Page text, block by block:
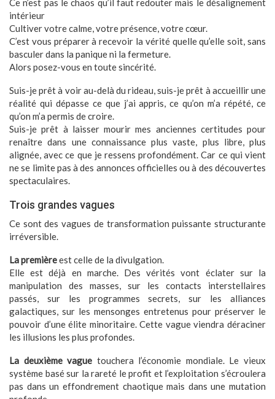
Ce n’est pas le chaos qu’il faut redouter mais le désalignement
intérieur
Cultiver votre calme, votre présence, votre cœur.
C’est vous préparer à recevoir la vérité quelle qu’elle soit, sans
basculer dans la panique ni la fermeture.
Alors posez-vous en toute sincérité.
Suis-je prêt à voir au-delà du rideau, suis-je prêt à accueillir une
réalité qui dépasse ce que j’ai appris, ce qu’on m’a répété, ce
qu’on m’a permis de croire.
Suis-je prêt à laisser mourir mes anciennes certitudes pour
renaître dans une connaissance plus vaste, plus libre, plus
alignée, avec ce que je ressens profondément. Car ce qui vient
ne se limite pas à des annonces officielles ou à des découvertes
spectaculaires.
Trois grandes vagues
Ce sont des vagues de transformation puissante structurante
irréversible.
La premièreest celle de la divulgation.
Elle est déjà en marche. Des vérités vont éclater sur la
manipulation des masses, sur les contacts interstellaires
passés, sur les programmes secrets, sur les alliances
galactiques, sur les mensonges entretenus pour préserver le
pouvoir d’une élite minoritaire. Cette vague viendra déraciner
les illusions les plus profondes.
La deuxième vague touchera l’économie mondiale. Le vieux
système basé sur la rareté le profit et l’exploitation s’écroulera
pas dans un effondrement chaotique mais dans une mutation